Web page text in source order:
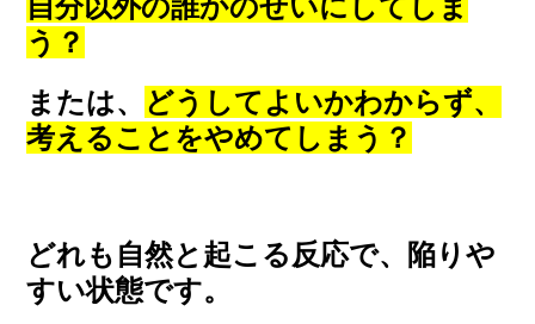
う？
または、 どうしてよいかわからず、
考えることをやめてしまう？
どれも自然と起こる反応で、陥りや
すい状態です。